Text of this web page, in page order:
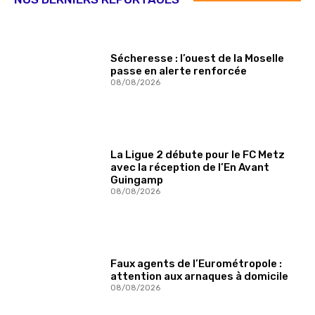
Sécheresse : l’ouest de la Moselle
passe en alerte renforcée
08/08/2026
La Ligue 2 débute pour le FC Metz
avec la réception de l’En Avant
Guingamp
08/08/2026
Faux agents de l’Eurométropole :
attention aux arnaques à domicile
08/08/2026